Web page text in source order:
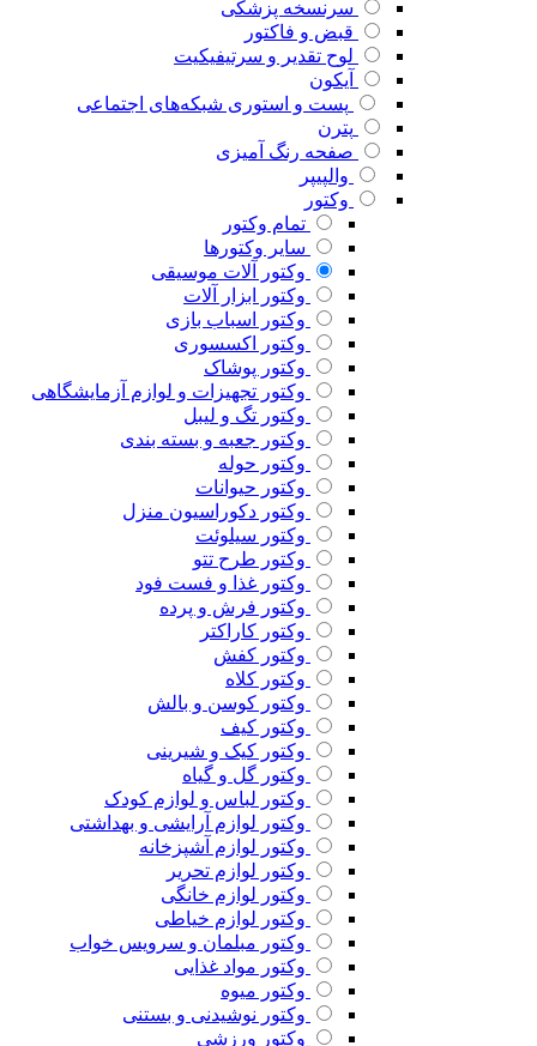
سرنسخه پزشکی
قبض و فاکتور
لوح تقدیر و سرتیفیکیت
آیکون
پست و استوری شبکه‌های اجتماعی
پترن
صفحه رنگ آمیزی
والپیپر
وکتور
تمام وکتور
سایر وکتورها
وکتور آلات موسیقی
وکتور ابزار آلات
وکتور اسباب بازی
وکتور اکسسوری
وکتور پوشاک
وکتور تجهیزات و لوازم آزمایشگاهی
وکتور تگ و لیبل
وکتور جعبه و بسته بندی
وکتور حوله
وکتور حیوانات
وکتور دکوراسیون منزل
وکتور سیلوئت
وکتور طرح تتو
وکتور غذا و فست فود
وکتور فرش و پرده
وکتور کاراکتر
وکتور کفش
وکتور کلاه
وکتور کوسن و بالش
وکتور کیف
وکتور کیک و شیرینی
وکتور گل و گیاه
وکتور لباس و لوازم کودک
وکتور لوازم آرایشی و بهداشتی
وکتور لوازم آشپزخانه
وکتور لوازم تحریر
وکتور لوازم خانگی
وکتور لوازم خیاطی
وکتور مبلمان و سرویس خواب
وکتور مواد غذایی
وکتور میوه
وکتور نوشیدنی و بستنی
وکتور ورزشی